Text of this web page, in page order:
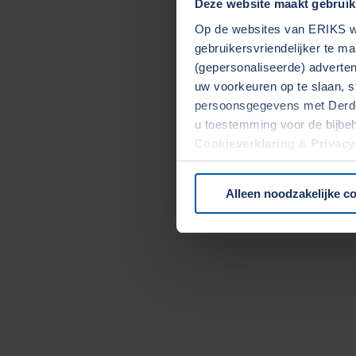
Deze website maakt
Op de websites van ERIKS
gebruikersvriendelijker te
(gepersonaliseerde)
uw voorkeuren op te slaan,
persoonsgegevens met
u toestemming voor de
Cookieverklaring &
onze website.
Alleen noodzakelijke